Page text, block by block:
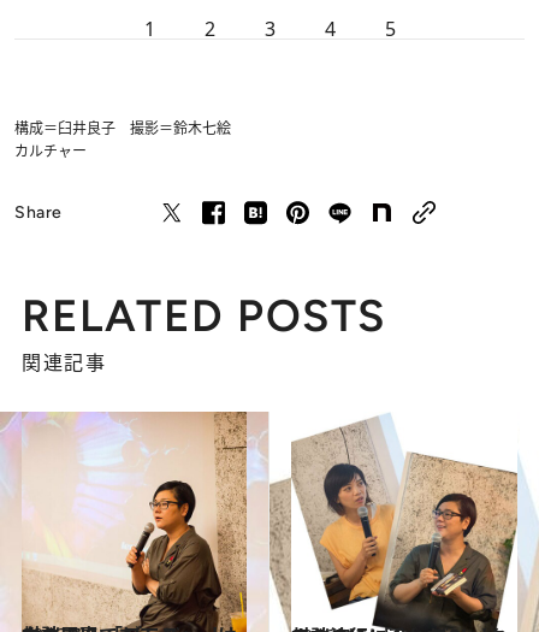
1 2 3 4 5
構成＝臼井良子 撮影＝鈴木七絵
カルチャー
Share
RELATED POSTS
関連記事